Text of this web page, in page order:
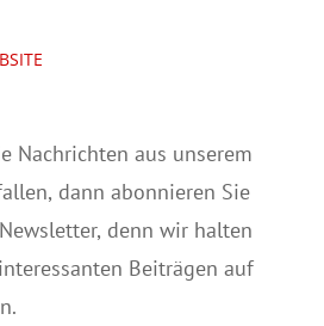
Nachrichten aus unserem
dann abonnieren Sie
denn wir halten
Beiträgen auf